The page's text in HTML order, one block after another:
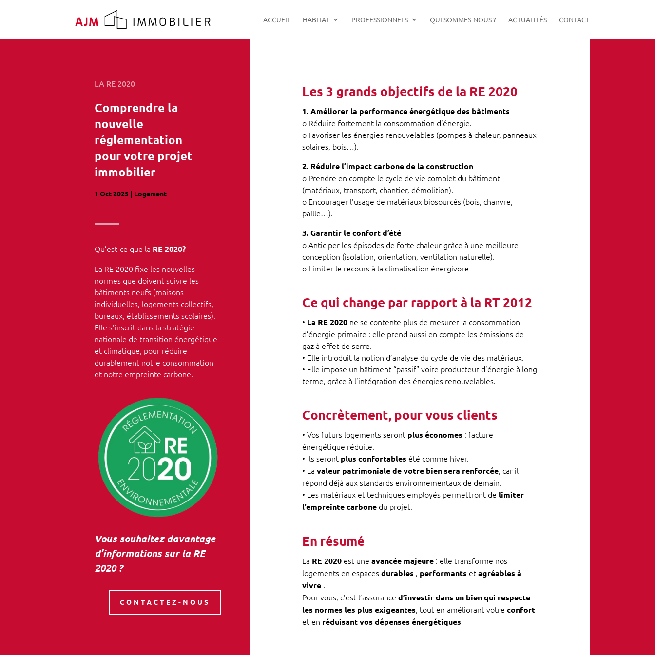
ACCUEIL HABITAT PROFESSIONNELS QUI SOMMES-NOUS ? ACTUALITÉS CONTACT
LA RE 2020
Comprendre la
nouvelle
réglementation
pour votre projet
immobilier
1 Oct 2025 | Logement
Qu’est-ce que la RE 2020?
La RE 2020 fixe les nouvelles
normes que doivent suivre les
bâtiments neufs (maisons
individuelles, logements collectifs,
bureaux, établissements scolaires).
Elle s’inscrit dans la stratégie
nationale de transition énergétique
et climatique, pour réduire
durablement notre consommation
et notre empreinte carbone.
Vous souhaitez davantage
d’informations sur la RE
2020 ?
CONTACTEZ-NOUS
Les 3 grands objectifs de la RE 2020
1. Améliorer la performance énergétique des bâtiments
o Réduire fortement la consommation d’énergie.
o Favoriser les énergies renouvelables (pompes à chaleur, panneaux
solaires, bois…).
2. Réduire l’impact carbone de la construction
o Prendre en compte le cycle de vie complet du bâtiment
(matériaux, transport, chantier, démolition).
o Encourager l’usage de matériaux biosourcés (bois, chanvre,
paille…).
3. Garantir le confort d’été
o Anticiper les épisodes de forte chaleur grâce à une meilleure
conception (isolation, orientation, ventilation naturelle).
o Limiter le recours à la climatisation énergivore
Ce qui change par rapport à la RT 2012
• La RE 2020 ne se contente plus de mesurer la consommation
d’énergie primaire : elle prend aussi en compte les émissions de
gaz à effet de serre.
• Elle introduit la notion d’analyse du cycle de vie des matériaux.
• Elle impose un bâtiment “passif” voire producteur d’énergie à long
terme, grâce à l’intégration des énergies renouvelables.
Concrètement, pour vous clients
• Vos futurs logements seront plus économes : facture
énergétique réduite.
• Ils seront plus confortables été comme hiver.
• Lavaleur patrimoniale de votre bien sera renforcée, car il
répond déjà aux standards environnementaux de demain.
• Les matériaux et techniques employés permettront de limiter
l’empreinte carbone du projet.
En résumé
La RE 2020 est uneavancée majeure : elle transforme nos
logements en espacesdurables , performants etagréables à
vivre .
Pour vous, c’est l’assuranced’investir dans un bien qui respecte
les normes les plus exigeantes, tout en améliorant votreconfort
et en réduisant vos dépenses énergétiques.